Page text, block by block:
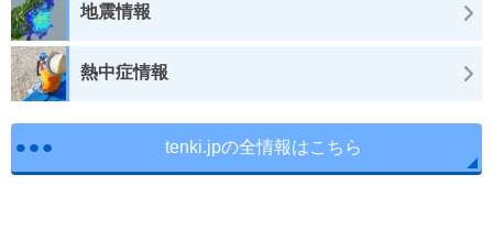
地震情報
熱中症情報
tenki.jpの全情報はこちら